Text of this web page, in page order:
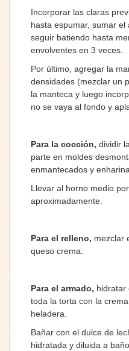
Incorporar las claras
hasta espumar, sumar
seguir batiendo hasta
envolventes en 3 veces.
Por último, agregar la
densidades (mezclar un
la manteca y luego
no se vaya al fondo y
Para la cocción, dividir
parte en moldes
enmantecados y
Llevar al horno medio
aproximadamente.
Para el relleno, mezclar
queso crema.
Para el armado, hidratar
toda la torta con la
heladera.
Bañar con el dulce de
hidratada y diluida a